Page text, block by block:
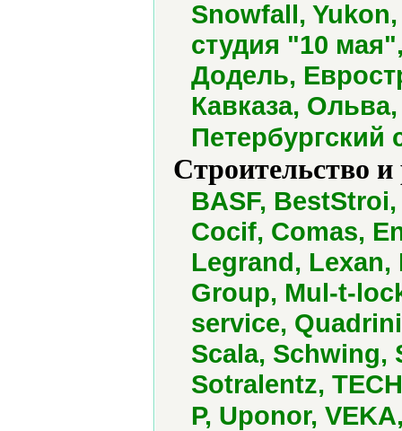
Snowfall,
студия "10
Додель,
Кавказа,
Петербургский
Строительство
BASF,
Cocif, Comas,
Legrand, Lexan,
Group, Mul-t-
service,
Scala, Schwing,
Sotralentz,
P, Uponor,